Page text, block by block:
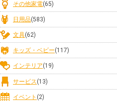
その他家電(65)
日用品(583)
文具(62)
キッズ・ベビー(117)
インテリア(19)
サービス (13)
イベント (2)